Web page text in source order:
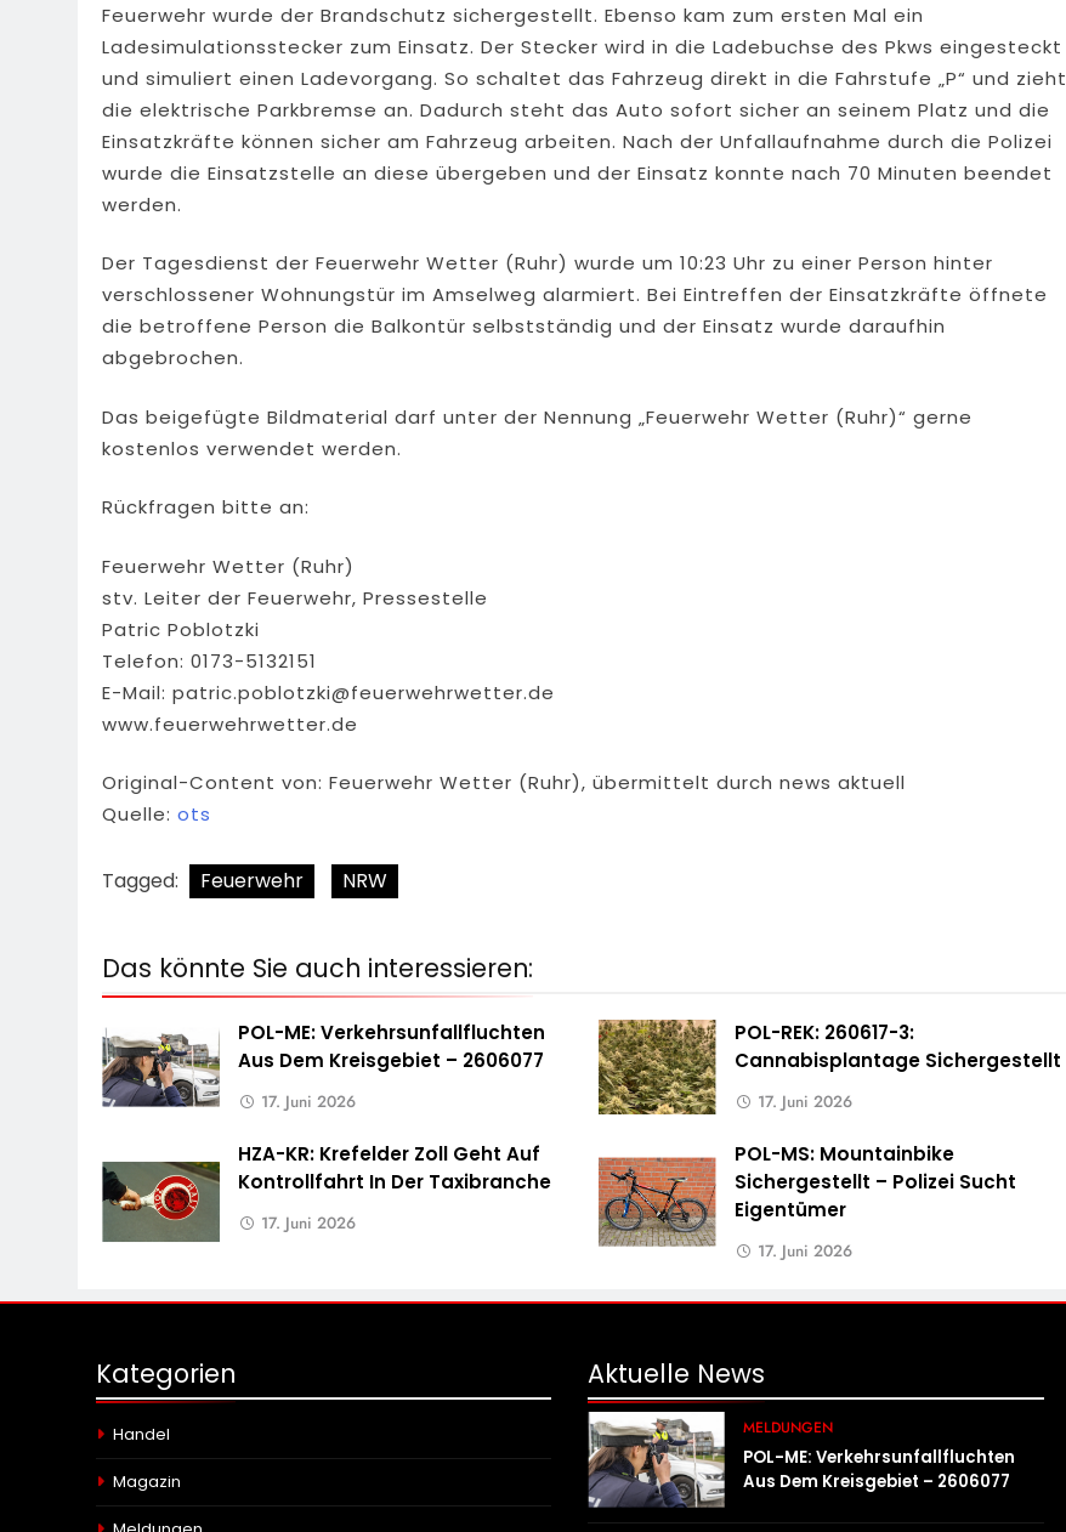
Feuerwehr wurde der Brandschutz sichergestellt. Ebenso kam zum ersten Mal ein
Ladesimulationsstecker zum Einsatz. Der Stecker wird in die Ladebuchse des Pkws eingesteckt
und simuliert einen Ladevorgang. So schaltet das Fahrzeug direkt in die Fahrstufe „P“ und zieht
die elektrische Parkbremse an. Dadurch steht das Auto sofort sicher an seinem Platz und die
Einsatzkräfte können sicher am Fahrzeug arbeiten. Nach der Unfallaufnahme durch die Polizei
wurde die Einsatzstelle an diese übergeben und der Einsatz konnte nach 70 Minuten beendet
werden.
Der Tagesdienst der Feuerwehr Wetter (Ruhr) wurde um 10:23 Uhr zu einer Person hinter
verschlossener Wohnungstür im Amselweg alarmiert. Bei Eintreffen der Einsatzkräfte öffnete
die betroffene Person die Balkontür selbstständig und der Einsatz wurde daraufhin
abgebrochen.
Das beigefügte Bildmaterial darf unter der Nennung „Feuerwehr Wetter (Ruhr)“ gerne
kostenlos verwendet werden.
Rückfragen bitte an:
Feuerwehr Wetter (Ruhr)
stv. Leiter der Feuerwehr, Pressestelle
Patric Poblotzki
Telefon: 0173-5132151
E-Mail: patric.poblotzki@feuerwehrwetter.de
www.feuerwehrwetter.de
Original-Content von: Feuerwehr Wetter (Ruhr), übermittelt durch news aktuell
Quelle: ots
Tagged: Feuerwehr NRW
Das könnte Sie auch interessieren:
POL-ME: Verkehrsunfallfluchten
Aus Dem Kreisgebiet – 2606077
17. Juni 2026
POL-REK: 260617-3:
Cannabisplantage Sichergestellt
17. Juni 2026
HZA-KR: Krefelder Zoll Geht Auf
Kontrollfahrt In Der Taxibranche
17. Juni 2026
POL-MS: Mountainbike
Sichergestellt – Polizei Sucht
Eigentümer
17. Juni 2026
Kategorien
Handel
Magazin
Aktuelle News
MELDUNGEN
POL-ME: Verkehrsunfallfluchten
Aus Dem Kreisgebiet – 2606077